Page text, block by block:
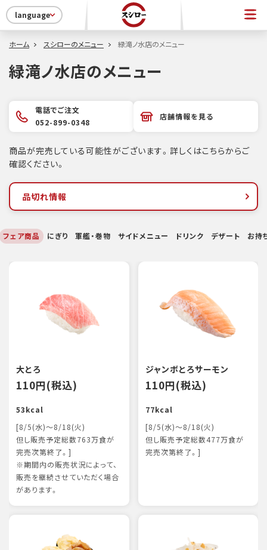
language
ホーム スシローのメニュー 緑滝ノ水店のメニュー
緑滝ノ水店のメニュー
電話でご注文
052-899-0348
店舗情報を見る
商品が完売している可能性がございます。詳しくはこちらからご
確認ください。
品切れ情報
フェア商品 にぎり 軍艦・巻物 サイドメニュー ドリンク デザート お持
大とろ
110円(税込)
53kcal
[8/5(水)～8/18(火)
但し販売予定総数763万食が
完売次第終了。]
※期間内の販売状況によって、
販売を継続させていただく場合
があります。
ジャンボとろサーモン
110円(税込)
77kcal
[8/5(水)～8/18(火)
但し販売予定総数477万食が
完売次第終了。]